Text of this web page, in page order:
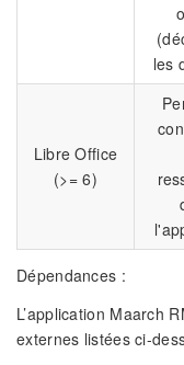
les
Libre Office
(>= 6)
Dépendances :
L’application Maarch
externes listées ci-